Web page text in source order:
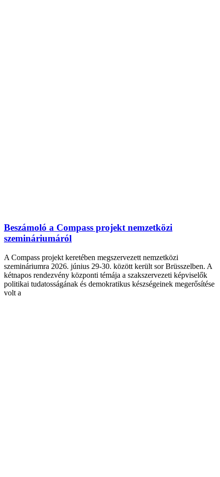
Beszámoló a Compass projekt nemzetközi
szemináriumáról
A Compass projekt keretében megszervezett nemzetközi
szemináriumra 2026. június 29-30. között került sor Brüsszelben. A
kétnapos rendezvény központi témája a szakszervezeti képviselők
politikai tudatosságának és demokratikus készségeinek megerősítése
volt a